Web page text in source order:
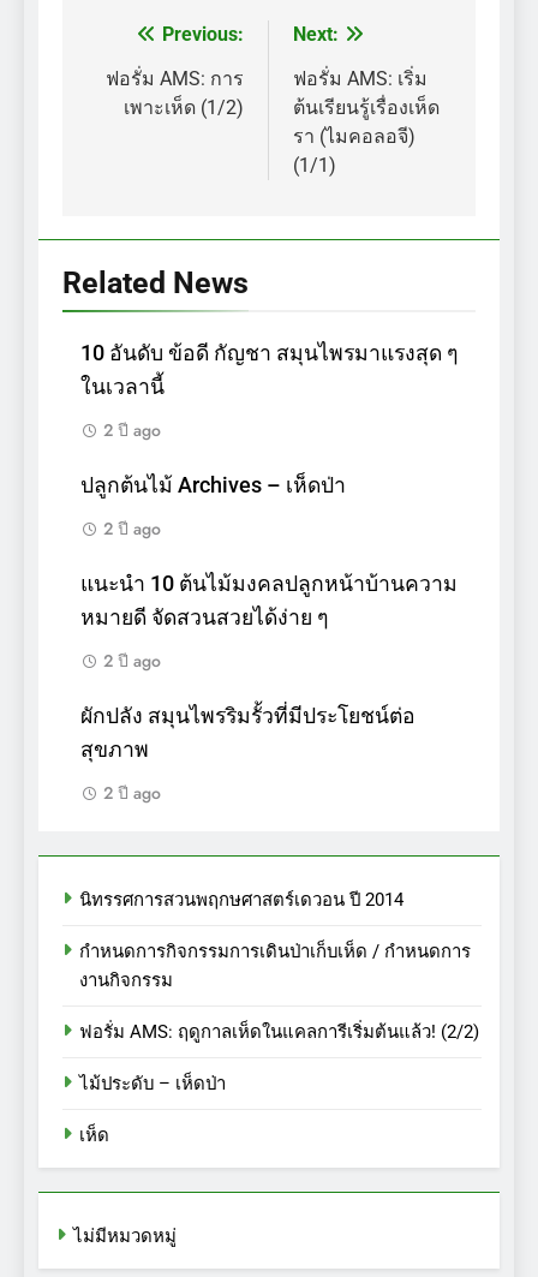
แนะแนว
เรื่อง
Previous:
ฟอรั่ม AMS: การ
เพาะเห็ด (1/2)
Next:
ฟอรั่ม AMS: เริ่ม
ต้นเรียนรู้เรื่องเห็ด
รา (ไมคอลอจี)
(1/1)
Related News
10 อันดับ ข้อดี กัญชา สมุนไพรมาแรงสุด ๆ
ในเวลานี้
2 ปี ago
ปลูกต้นไม้ Archives – เห็ดป่า
2 ปี ago
แนะนำ 10 ต้นไม้มงคลปลูกหน้าบ้านความ
หมายดี จัดสวนสวยได้ง่าย ๆ
2 ปี ago
ผักปลัง สมุนไพรริมรั้วที่มีประโยชน์ต่อ
สุขภาพ
2 ปี ago
นิทรรศการสวนพฤกษศาสตร์เดวอน ปี 2014
กำหนดการกิจกรรมการเดินป่าเก็บเห็ด / กำหนดการ
งานกิจกรรม
ฟอรั่ม AMS: ฤดูกาลเห็ดในแคลการีเริ่มต้นแล้ว! (2/2)
ไม้ประดับ – เห็ดป่า
เห็ด
ไม่มีหมวดหมู่